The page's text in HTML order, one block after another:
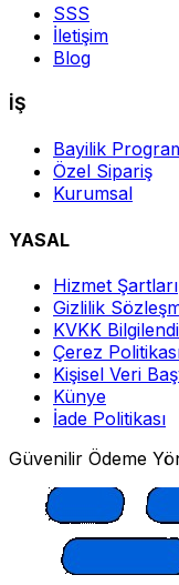
SSS
İletişim
Blog
İŞ
Bayilik
Özel Sipariş
Kurumsal
YASAL
Hizmet Şartları
Gizlilik
KVKK
Çerez
Kişisel Veri
Künye
İade Politikası
Güvenilir Ödeme